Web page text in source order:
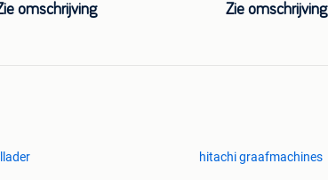
omschrijving Zie omschrijving
hitachi graafmachines